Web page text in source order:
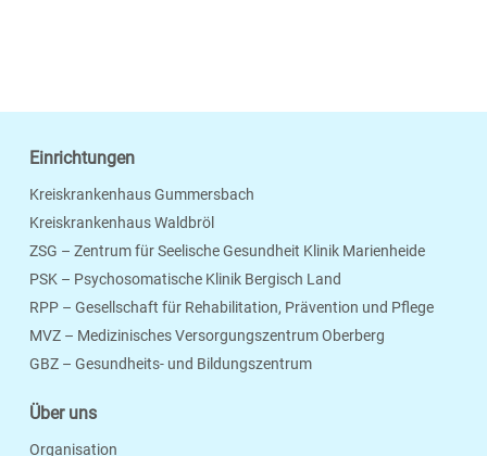
Einrichtungen
Kreiskrankenhaus Gummersbach
Kreiskrankenhaus Waldbröl
ZSG – Zentrum für Seelische Gesundheit Klinik Marienheide
PSK – Psychosomatische Klinik Bergisch Land
RPP – Gesellschaft für Rehabilitation, Prävention und Pflege
MVZ – Medizinisches Versorgungszentrum Oberberg
GBZ – Gesundheits- und Bildungszentrum
Über uns
Organisation